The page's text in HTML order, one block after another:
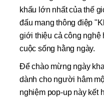
khấu lớn nhất của thế
đấu mang thông điệp
giới thiệu cả công nghệ
cuộc sống hằng ngày.
Để chào mừng ngày
dành cho người hâm
nghiệm pop-up này kết